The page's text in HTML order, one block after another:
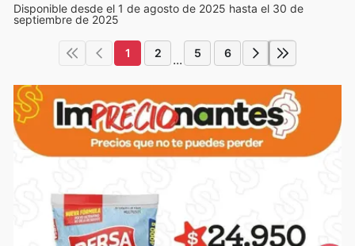
Disponible desde el 1 de agosto de 2025 hasta el 30 de
septiembre de 2025
1 2 ... 5 6